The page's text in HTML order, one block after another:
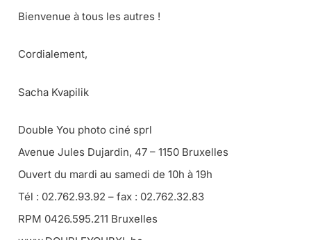
Bienvenue à tous les autres !
Cordialement,
Sacha Kvapilik
Double You photo ciné sprl
Avenue Jules Dujardin, 47 – 1150 Bruxelles
Ouvert du mardi au samedi de 10h à 19h
Tél : 02.762.93.92 – fax : 02.762.32.83
RPM 0426.595.211 Bruxelles